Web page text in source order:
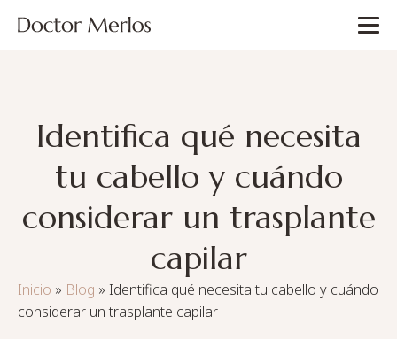
Identifica qué necesita
tu cabello y cuándo
considerar un trasplante
capilar
Inicio » Blog » Identifica qué necesita tu cabello y cuándo
considerar un trasplante capilar